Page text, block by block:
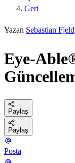
Geri
Yazan Sebastian Fjeld
Eye-
Paylaş
Paylaş
Posta